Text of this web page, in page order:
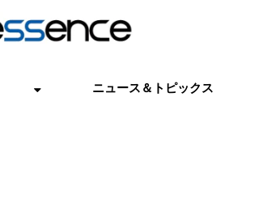
ニュース＆トピックス